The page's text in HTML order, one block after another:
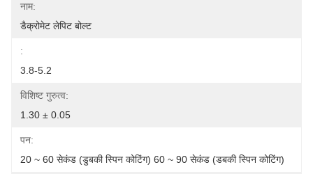
नाम:
डैक्रोमेट लेपिट बोल्ट
:
3.8-5.2
विशिष्ट गुरुत्व:
1.30 ± 0.05
पन:
20 ~ 60 सेकंड (डुबकी स्पिन कोटिंग) 60 ~ 90 सेकंड (डबकी स्पिन कोटिंग)